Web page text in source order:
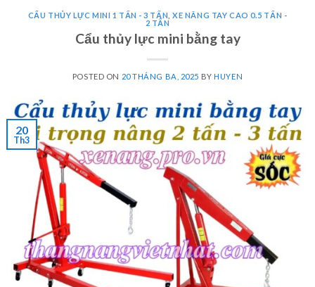
CẨU THỦY LỰC MINI 1 TẤN - 3 TẤN ,XE NÂNG TAY CAO 0.5 TẤN -
2 TẤN
Cẩu thủy lực mini bằng tay
POSTED ON 20 THÁNG BA, 2025 BYHUYEN
20
Th3